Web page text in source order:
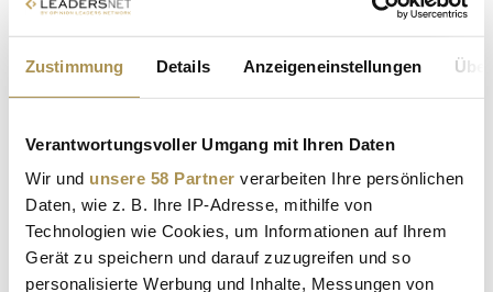
Zustimmung Details Anzeigeneinstellungen
Verantwortungsvoller Umgang mit Ihren Daten
Wir und unsere 58 Partner verarbeiten Ihre persönlichen
Daten, wie z. B. Ihre IP-Adresse, mithilfe von
Technologien wie Cookies, um Informationen auf Ihrem
Gerät zu speichern und darauf zuzugreifen und so
personalisierte Werbung und Inhalte, Messungen von
Die Anfrage ergab 0 Treffer.
Tipp
Seiten suchen, die genau diese Wortgruppe enthalten:
Anführungszeichen: zb "Vorname Nachname".